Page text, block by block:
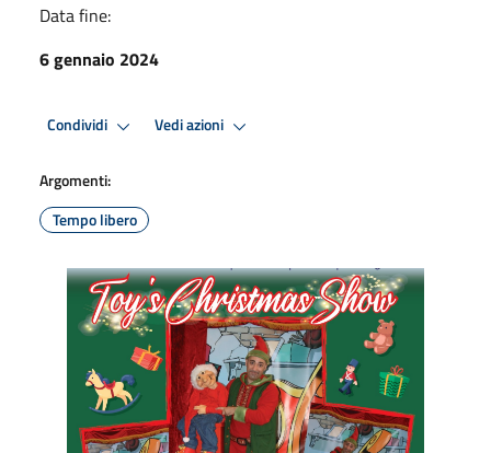
Data fine:
6 gennaio 2024
Condividi Vedi azioni
Argomenti:
Tempo libero